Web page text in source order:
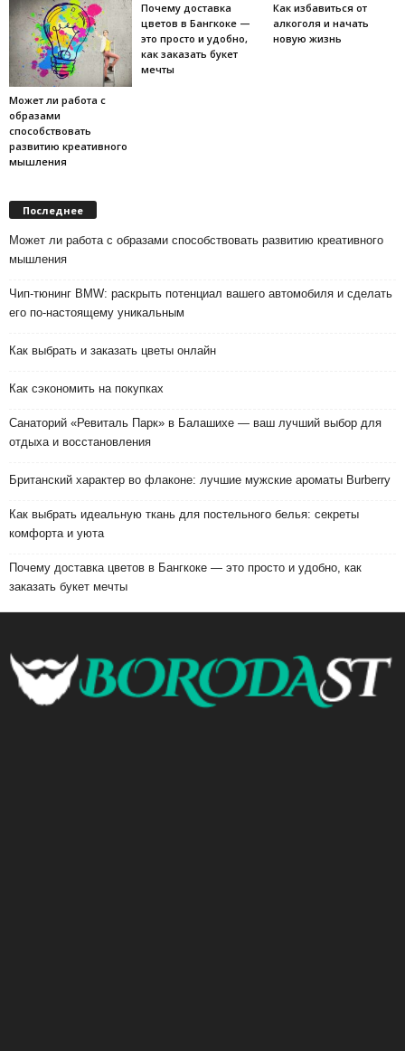
Может ли работа с
образами
способствовать
развитию креативного
мышления
Почему доставка
цветов в Бангкоке —
это просто и удобно,
как заказать букет
мечты
Как избавиться от
алкоголя и начать
новую жизнь
Последнее
Может ли работа с образами способствовать развитию креативного
мышления
Чип-тюнинг BMW: раскрыть потенциал вашего автомобиля и сделать
его по-настоящему уникальным
Как выбрать и заказать цветы онлайн
Как сэкономить на покупках
Санаторий «Ревиталь Парк» в Балашихе — ваш лучший выбор для
отдыха и восстановления
Британский характер во флаконе: лучшие мужские ароматы Burberry
Как выбрать идеальную ткань для постельного белья: секреты
комфорта и уюта
Почему доставка цветов в Бангкоке — это просто и удобно, как
заказать букет мечты